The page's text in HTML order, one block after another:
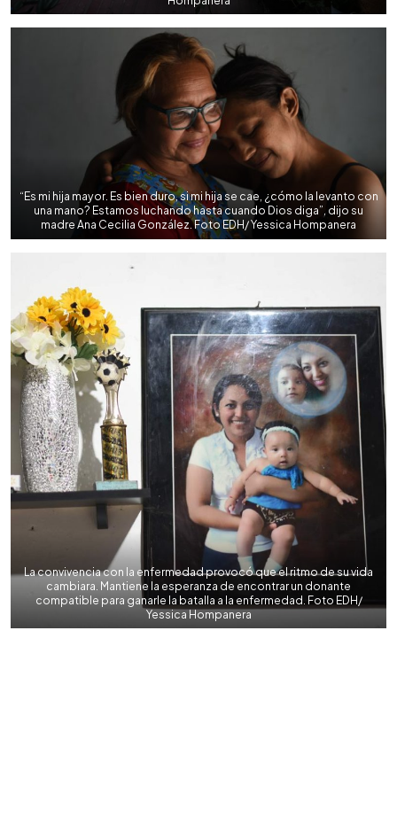
“Es mi hija mayor. Es bien duro, si mi hija se cae, ¿cómo la levanto con
una mano? Estamos luchando hasta cuando Dios diga”, dijo su
madre Ana Cecilia González. Foto EDH/ Yessica Hompanera
La convivencia con la enfermedad provocó que el ritmo de su vida
cambiara. Mantiene la esperanza de encontrar un donante
compatible para ganarle la batalla a la enfermedad. Foto EDH/
Yessica Hompanera